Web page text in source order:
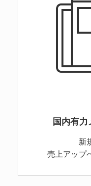
国内有力
新
売上アップ